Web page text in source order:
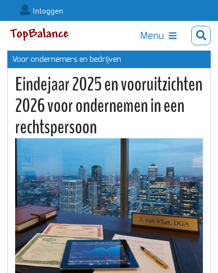
Inloggen
Menu
Voor ondernemers en bedrijven
Eindejaar 2025 en vooruitzichten
2026 voor ondernemen in een
rechtspersoon